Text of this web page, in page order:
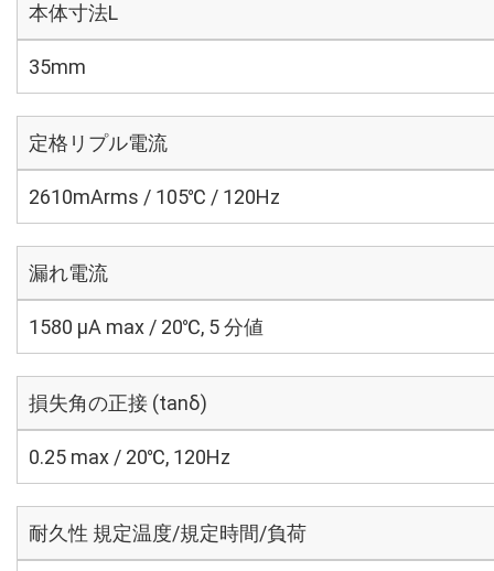
本体寸法L
35mm
定格リプル電流
2610mArms / 105℃ / 120Hz
漏れ電流
1580 μA max / 20℃, 5 分値
損失角の正接 (tanδ)
0.25 max / 20℃, 120Hz
耐久性 規定温度/規定時間/負荷